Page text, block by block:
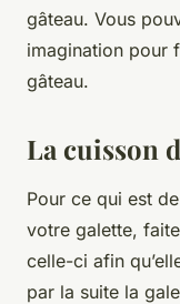
gâteau. Vous
imagination pour
gâteau.
La cuisson
Pour ce qui est
votre galette,
celle-ci afin
par la suite la